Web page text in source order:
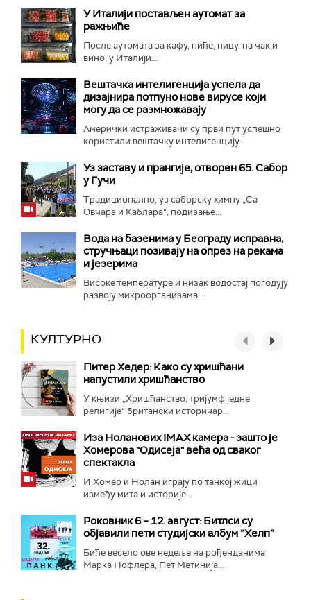
У Италији постављен аутомат за
ражњиће
После аутомата за кафу, пиће, пицу, па чак и
вино, у Италији...
Вештачка интелигенција успела да
дизајнира потпуно нове вирусе који
могу да се размножавају
Амерички истраживачи су први пут успешно
користили вештачку интелигенцију...
Уз заставу и прангије, отворен 65. Сабор
у Гучи
Традиционално, уз саборску химну „Са
Овчара и Каблара“, подизање...
Вода на базенима у Београду исправна,
стручњаци позивају на опрез на рекама
и језерима
Високе температуре и низак водостај погодују
развоју микроорганизама...
КУЛТУРНО
Питер Хедер: Како су хришћани
напустили хришћанство
У књизи „Хришћанство, тријумф једне
религије“ британски историчар...
Иза Ноланових IMAX камера - зашто је
Хомерова "Одисеја" већа од сваког
спектакла
И Хомер и Нолан играју по танкој жици
између мита и историје...
Роковник 6 – 12. август: Битлси су
објавили пети студијски албум ”Хелп”
Биће весело ове недеље на рођенданима
Марка Нофлера, Пет Метинија...